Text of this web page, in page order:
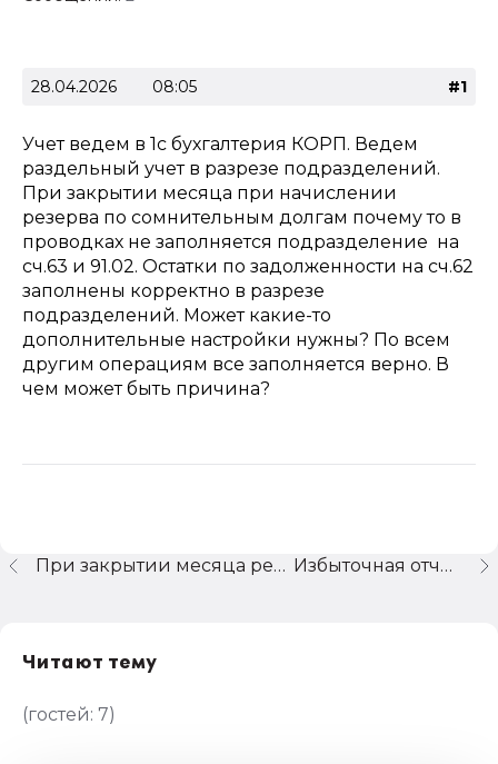
28.04.2026 08:05 #1
Учет ведем в 1с бухгалтерия КОРП. Ведем
раздельный учет в разрезе подразделений.
При закрытии месяца при начислении
резерва по сомнительным долгам почему то в
проводках не заполняется подразделение на
сч.63 и 91.02. Остатки по задолженности на сч.62
заполнены корректно в разрезе
подразделений. Может какие-то
дополнительные настройки нужны? По всем
другим операциям все заполняется верно. В
чем может быть причина?
Избыточная отчетность
При закрытии месяца резерв по сомнительным долгам не начисляется в разрезе подразделений
Читают тему
(гостей: 7)